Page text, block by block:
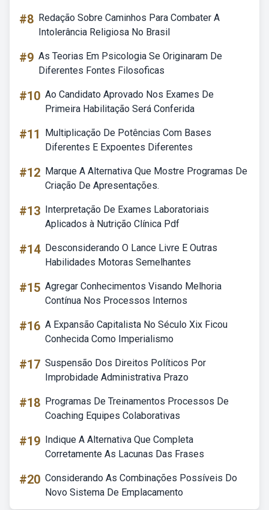
#8 Redação Sobre Caminhos Para Combater A
Intolerância Religiosa No Brasil
#9 As Teorias Em Psicologia Se Originaram De
Diferentes Fontes Filosoficas
#10 Ao Candidato Aprovado Nos Exames De
Primeira Habilitação Será Conferida
#11
Multiplicação De Potências Com Bases
Diferentes E Expoentes Diferentes
#12 Marque A Alternativa Que Mostre Programas De
Criação De Apresentações.
#13 Interpretação De Exames Laboratoriais
Aplicados à Nutrição Clínica Pdf
#14 Desconsiderando O Lance Livre E Outras
Habilidades Motoras Semelhantes
#15 Agregar Conhecimentos Visando Melhoria
Contínua Nos Processos Internos
#16 A Expansão Capitalista No Século Xix Ficou
Conhecida Como Imperialismo
#17 Suspensão Dos Direitos Políticos Por
Improbidade Administrativa Prazo
#18 Programas De Treinamentos Processos De
Coaching Equipes Colaborativas
#19 Indique A Alternativa Que Completa
Corretamente As Lacunas Das Frases
#20 Considerando As Combinações Possíveis Do
Novo Sistema De Emplacamento